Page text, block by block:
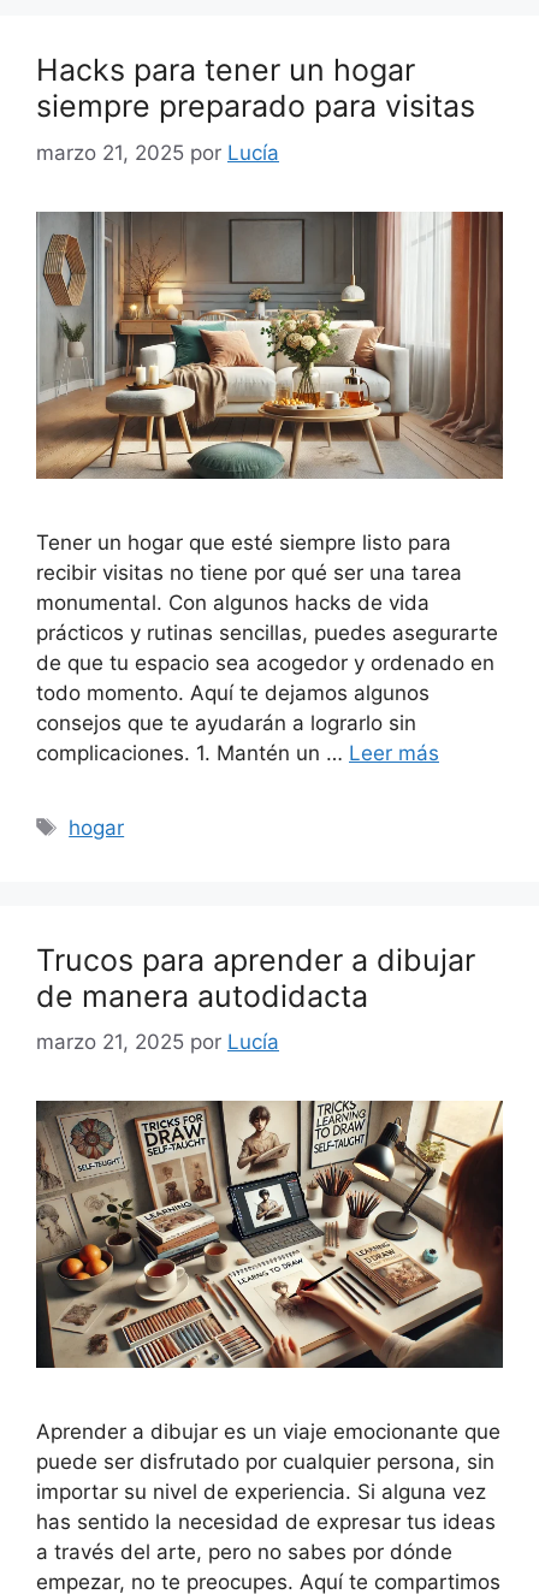
Hacks para tener un hogar
siempre preparado para visitas
marzo 21, 2025 por Lucía
Tener un hogar que esté siempre listo para
recibir visitas no tiene por qué ser una tarea
monumental. Con algunos hacks de vida
prácticos y rutinas sencillas, puedes asegurarte
de que tu espacio sea acogedor y ordenado en
todo momento. Aquí te dejamos algunos
consejos que te ayudarán a lograrlo sin
complicaciones. 1. Mantén un … Leer más
Etiquetas
hogar
Trucos para aprender a dibujar
de manera autodidacta
marzo 21, 2025 por Lucía
Aprender a dibujar es un viaje emocionante que
puede ser disfrutado por cualquier persona, sin
importar su nivel de experiencia. Si alguna vez
has sentido la necesidad de expresar tus ideas
a través del arte, pero no sabes por dónde
empezar, no te preocupes. Aquí te compartimos